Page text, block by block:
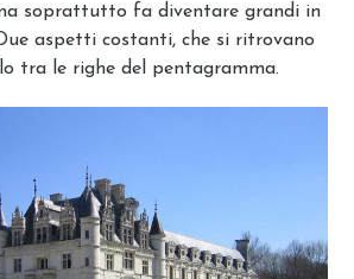
soprattutto fa diventare grandi in
aspetti costanti, che si ritrovano
tra le righe del pentagramma.